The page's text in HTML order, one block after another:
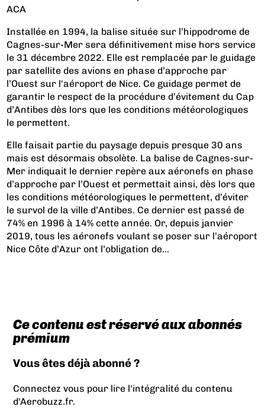
ACA
Installée en 1994, la balise située sur l’hippodrome de
Cagnes-sur-Mer sera définitivement mise hors service
le 31 décembre 2022. Elle est remplacée par le guidage
par satellite des avions en phase d’approche par
l’Ouest sur l'aéroport de Nice. Ce guidage permet de
garantir le respect de la procédure d’évitement du Cap
d’Antibes dès lors que les conditions météorologiques
le permettent.
Elle faisait partie du paysage depuis presque 30 ans
mais est désormais obsolète. La balise de Cagnes-sur-
Mer indiquait le dernier repère aux aéronefs en phase
d’approche par l’Ouest et permettait ainsi, dès lors que
les conditions météorologiques le permettent, d’éviter
le survol de la ville d’Antibes. Ce dernier est passé de
74% en 1996 à 14% cette année. Or, depuis janvier
2019, tous les aéronefs voulant se poser sur l’aéroport
Nice Côte d’Azur ont l’obligation de...
Ce contenu est réservé aux abonnés
prémium
Vous êtes déjà abonné ?
Connectez vous pour lire l'intégralité du contenu
d'Aerobuzz.fr.